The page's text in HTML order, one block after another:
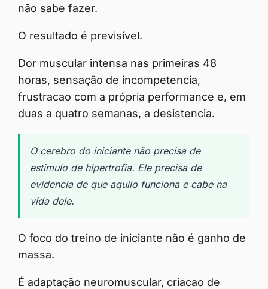
não sabe fazer.
O resultado é previsível.
Dor muscular intensa nas primeiras 48
horas, sensação de incompetencia,
frustracao com a própria performance e, em
duas a quatro semanas, a desistencia.
O cerebro do iniciante não precisa de
estimulo de hipertrofia. Ele precisa de
evidencia de que aquilo funciona e cabe na
vida dele.
O foco do treino de iniciante não é ganho de
massa.
É adaptação neuromuscular, criacao de